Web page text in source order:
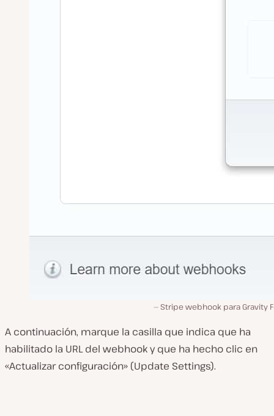
Stripe webhook para Gravity
A continuación, marque la casilla que indica que ha
habilitado la URL del webhook y que ha hecho clic en
«Actualizar configuración» (Update Settings).